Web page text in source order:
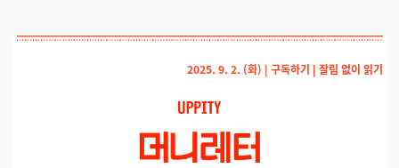
2025. 9. 2. (화) | 구독하기 | 잘림 없이 읽기